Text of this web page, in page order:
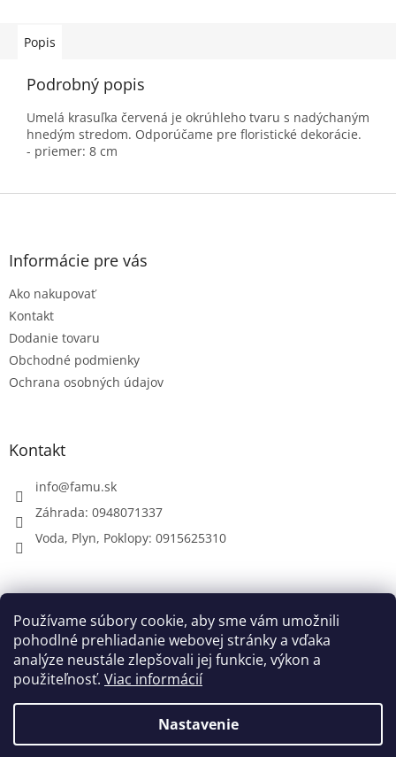
Používame súbory cookie, aby sme vám umožnili
pohodlné prehliadanie webovej stránky a vďaka
analýze neustále zlepšovali jej funkcie, výkon a
použiteľnosť. Viac informácií
Nastavenie
Popis
Podrobný popis
Umelá krasuľka červená je okrúhleho tvaru s nadýchaným
hnedým stredom. Odporúčame pre floristické dekorácie.
- priemer: 8 cm
Z
Informácie pre vás
Ako nakupovať
Kontakt
Dodanie tovaru
Obchodné podmienky
Ochrana osobných údajov
Kontakt
info@famu.sk
Záhrada: 0948071337
Voda, Plyn, Poklopy: 0915625310
Vytvoril Shoptet